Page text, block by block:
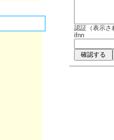
認証（表示さ
ifnn